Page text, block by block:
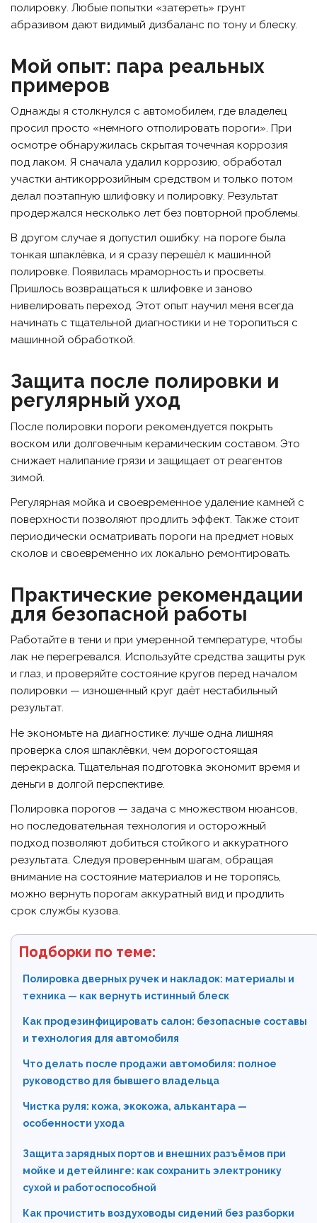
полировку. Любые попытки «затереть» грунт
абразивом дают видимый дизбаланс по тону и блеску.
Мой опыт: пара реальных
примеров
Однажды я столкнулся с автомобилем, где владелец
просил просто «немного отполировать пороги». При
осмотре обнаружилась скрытая точечная коррозия
под лаком. Я сначала удалил коррозию, обработал
участки антикоррозийным средством и только потом
делал поэтапную шлифовку и полировку. Результат
продержался несколько лет без повторной проблемы.
В другом случае я допустил ошибку: на пороге была
тонкая шпаклёвка, и я сразу перешёл к машинной
полировке. Появилась мраморность и просветы.
Пришлось возвращаться к шлифовке и заново
нивелировать переход. Этот опыт научил меня всегда
начинать с тщательной диагностики и не торопиться с
машинной обработкой.
Защита после полировки и
регулярный уход
После полировки пороги рекомендуется покрыть
воском или долговечным керамическим составом. Это
снижает налипание грязи и защищает от реагентов
зимой.
Регулярная мойка и своевременное удаление камней с
поверхности позволяют продлить эффект. Также стоит
периодически осматривать пороги на предмет новых
сколов и своевременно их локально ремонтировать.
Практические рекомендации
для безопасной работы
Работайте в тени и при умеренной температуре, чтобы
лак не перегревался. Используйте средства защиты рук
и глаз, и проверяйте состояние кругов перед началом
полировки — изношенный круг даёт нестабильный
результат.
Не экономьте на диагностике: лучше одна лишняя
проверка слоя шпаклёвки, чем дорогостоящая
перекраска. Тщательная подготовка экономит время и
деньги в долгой перспективе.
Полировка порогов — задача с множеством нюансов,
но последовательная технология и осторожный
подход позволяют добиться стойкого и аккуратного
результата. Следуя проверенным шагам, обращая
внимание на состояние материалов и не торопясь,
можно вернуть порогам аккуратный вид и продлить
срок службы кузова.
Подборки по теме:
Полировка дверных ручек и накладок: материалы и
техника — как вернуть истинный блеск
Как продезинфицировать салон: безопасные составы
и технология для автомобиля
Что делать после продажи автомобиля: полное
руководство для бывшего владельца
Чистка руля: кожа, экокожа, алькантара —
особенности ухода
Защита зарядных портов и внешних разъёмов при
мойке и детейлинге: как сохранить электронику
сухой и работоспособной
Как прочистить воздуховоды сидений без разборки